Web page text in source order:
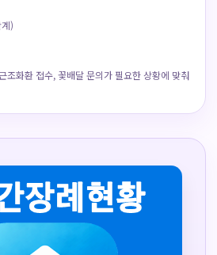
)
조화환 접수, 꽃배달 문의가 필요한 상황에 맞춰